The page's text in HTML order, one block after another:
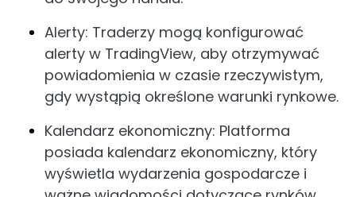
Alerty: Traderzy mogą konfigurować
alerty w TradingView, aby otrzymywać
powiadomienia w czasie rzeczywistym,
gdy wystąpią określone warunki rynkowe.
Kalendarz ekonomiczny: Platforma
posiada kalendarz ekonomiczny, który
wyświetla wydarzenia gospodarcze i